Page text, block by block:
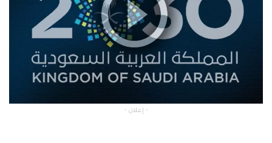
- إعلان -